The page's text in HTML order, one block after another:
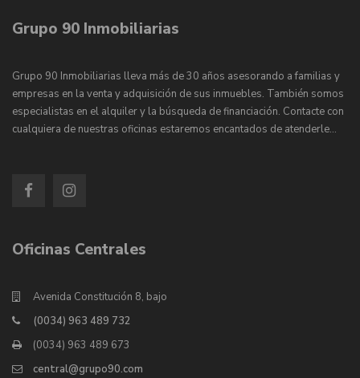
Grupo 90 Inmobiliarias
Grupo 90 Inmobiliarias lleva más de 30 años asesorando a familias y
empresas en la venta y adquisición de sus inmuebles. También somos
especialistas en el alquiler y la búsqueda de financiación. Contacte con
cualquiera de nuestras oficinas estaremos encantados de atenderle…
Oficinas Centrales
Avenida Constitución 8, bajo
(0034) 963 489 732
(0034) 963 489 673
central@grupo90.com